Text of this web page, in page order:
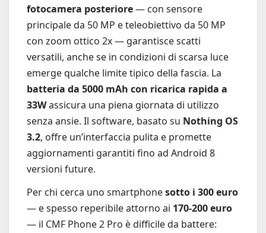
fotocamera posteriore— con sensore
principale da 50 MP e teleobiettivo da 50 MP
con zoom ottico 2x — garantisce scatti
versatili, anche se in condizioni di scarsa luce
emerge qualche limite tipico della fascia. La
batteria da 5000 mAh con ricarica rapida a
33Wassicura una piena giornata di utilizzo
senza ansie. Il software, basato su Nothing OS
3.2, offre un’interfaccia pulita e promette
aggiornamenti garantiti fino ad Android 8
versioni future.
Per chi cerca uno smartphonesotto i 300 euro
— e spesso reperibile attorno ai 170-200 euro
— il CMF Phone 2 Pro è difficile da battere: